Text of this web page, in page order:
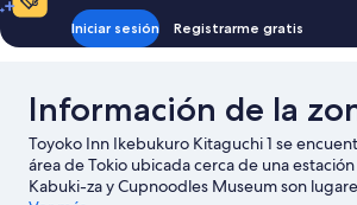
Iniciar sesión Registrarme gratis
Información de la
Toyoko Inn Ikebukuro Kitaguchi 1 se
área de Tokio ubicada cerca de una
Kabuki-za y Cupnoodles Museum son